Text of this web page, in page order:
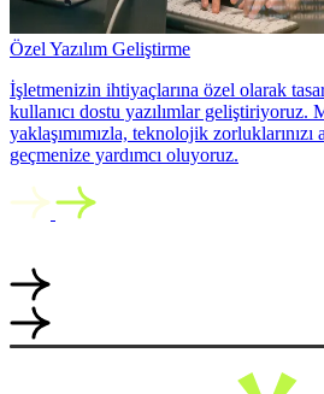
Özel Yazılım Geliştirme
İşletmenizin ihtiyaçlarına özel olarak
kullanıcı dostu yazılımlar geliştiriyoruz.
yaklaşımımızla, teknolojik zorluklarınızı
geçmenize yardımcı oluyoruz.